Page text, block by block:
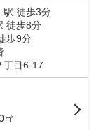
駅 徒歩3分
徒歩8分
歩9分
丁目6-17
㎡